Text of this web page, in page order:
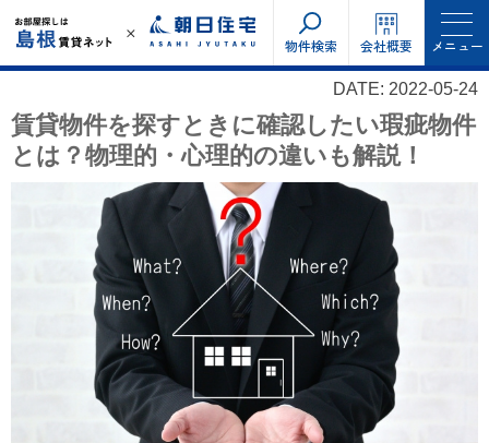
物件検索 会社概要 メニュー
DATE: 2022-05-24
賃貸物件を探すときに確認したい瑕疵物件
とは？物理的・心理的の違いも解説！